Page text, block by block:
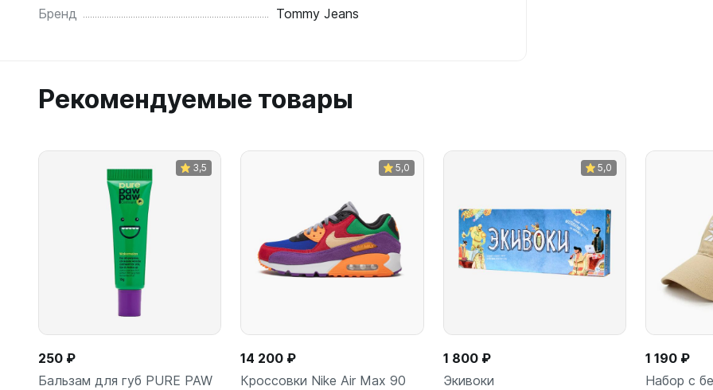
Бренд Tommy Jeans
Рекомендуемые товары
3,5
250 ₽
Бальзам для губ PURE PAW
5,0
14 200 ₽
Кроссовки Nike Air Max 90
5,0
1 800 ₽
Экивоки
1 190 ₽
Набор с